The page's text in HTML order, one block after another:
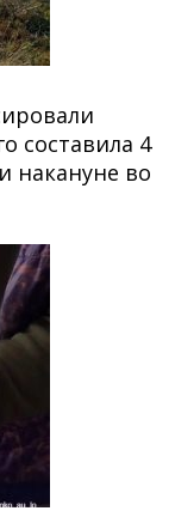
составила 4
накануне во